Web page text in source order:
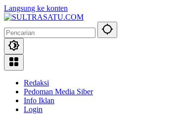
Langsung ke konten
Redaksi
Pedoman Media Siber
Info Iklan
Login